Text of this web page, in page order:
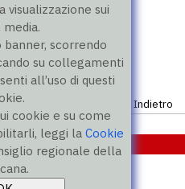
visualizzazione sui
media.
banner, scorrendo
su collegamenti
all’uso di questi
cookie e su come
leggi laCookie
regionale della
Indietro